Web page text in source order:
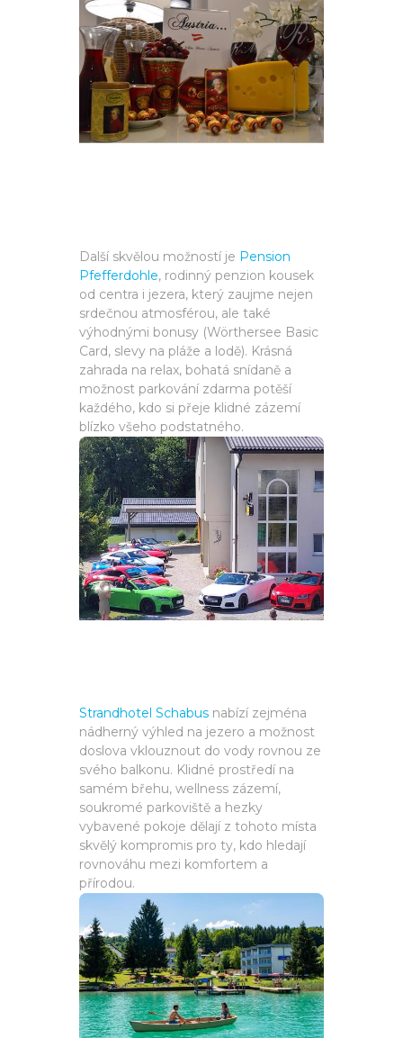
Další skvělou možností je Pension
Pfefferdohle, rodinný penzion kousek
od centra i jezera, který zaujme nejen
srdečnou atmosférou, ale také
výhodnými bonusy (Wörthersee Basic
Card, slevy na pláže a lodě). Krásná
zahrada na relax, bohatá snídaně a
možnost parkování zdarma potěší
každého, kdo si přeje klidné zázemí
blízko všeho podstatného.
Strandhotel Schabus nabízí zejména
nádherný výhled na jezero a možnost
doslova vklouznout do vody rovnou ze
svého balkonu. Klidné prostředí na
samém břehu, wellness zázemí,
soukromé parkoviště a hezky
vybavené pokoje dělají z tohoto místa
skvělý kompromis pro ty, kdo hledají
rovnováhu mezi komfortem a
přírodou.